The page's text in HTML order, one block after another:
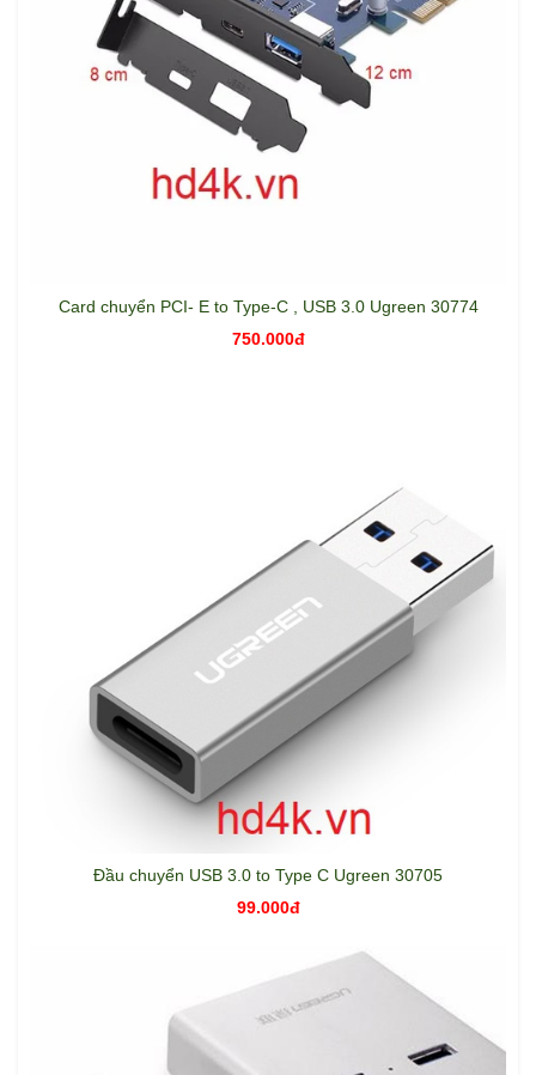
Card chuyển PCI- E to Type-C , USB 3.0 Ugreen 30774
750.000đ
Đầu chuyển USB 3.0 to Type C Ugreen 30705
99.000đ